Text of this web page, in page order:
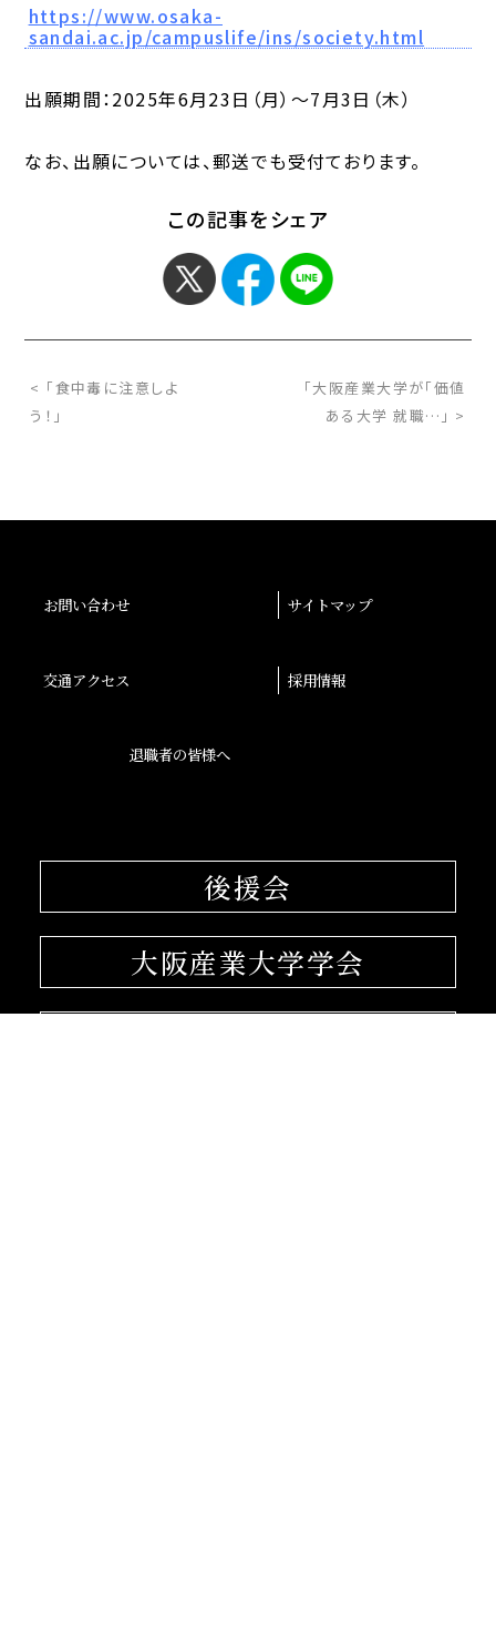
https://www.osaka-
sandai.ac.jp/campuslife/ins/society.html
出願期間：2025年6月23日（月）～7月3日（木）
なお、出願については、郵送でも受付ております。
この記事をシェア
< 「食中毒に注意しよ
う！」
「大阪産業大学が「価値
ある大学 就職…」 >
お問い合わせ サイトマップ
交通アクセス 採用情報
退職者の皆様へ
後援会
大阪産業大学学会